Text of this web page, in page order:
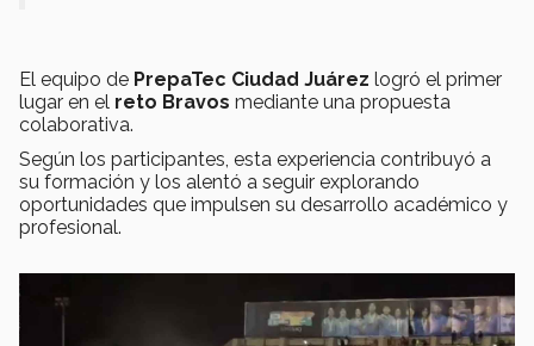
El equipo de PrepaTec Ciudad Juárez logró el primer
lugar en el reto Bravos mediante una propuesta
colaborativa.
Según los participantes, esta experiencia contribuyó a
su formación y los alentó a seguir explorando
oportunidades que impulsen su desarrollo académico y
profesional.